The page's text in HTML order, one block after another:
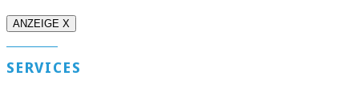
ANZEIGE X
SERVICES